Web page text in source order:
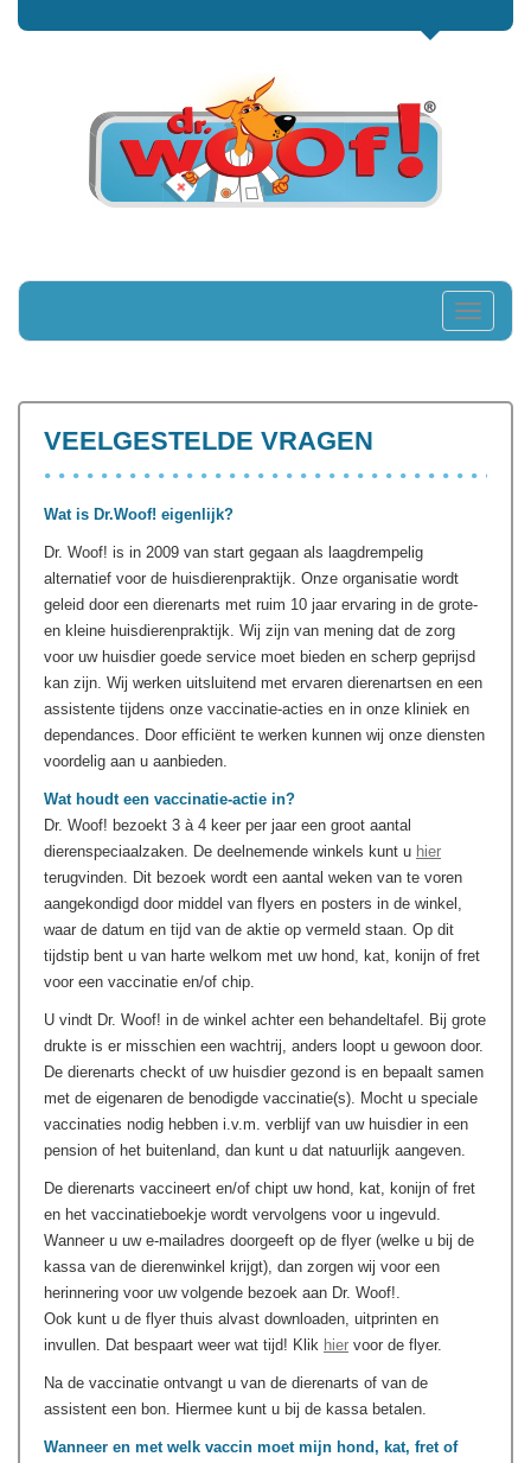
Toggle
VEELGESTELDE VRAGEN
Wat is Dr.Woof! eigenlijk?
Dr. Woof! is in 2009 van start gegaan als laagdrempelig
alternatief voor de huisdierenpraktijk. Onze organisatie wordt
geleid door een dierenarts met ruim 10 jaar ervaring in de grote-
en kleine huisdierenpraktijk. Wij zijn van mening dat de zorg
voor uw huisdier goede service moet bieden en scherp geprijsd
kan zijn. Wij werken uitsluitend met ervaren dierenartsen en een
assistente tijdens onze vaccinatie-acties en in onze kliniek en
dependances. Door efficiënt te werken kunnen wij onze diensten
voordelig aan u aanbieden.
Wat houdt een vaccinatie-actie in?
Dr. Woof! bezoekt 3 à 4 keer per jaar een groot aantal
dierenspeciaalzaken. De deelnemende winkels kunt u hier
terugvinden. Dit bezoek wordt een aantal weken van te voren
aangekondigd door middel van flyers en posters in de winkel,
waar de datum en tijd van de aktie op vermeld staan. Op dit
tijdstip bent u van harte welkom met uw hond, kat, konijn of fret
voor een vaccinatie en/of chip.
U vindt Dr. Woof! in de winkel achter een behandeltafel. Bij grote
drukte is er misschien een wachtrij, anders loopt u gewoon door.
De dierenarts checkt of uw huisdier gezond is en bepaalt samen
met de eigenaren de benodigde vaccinatie(s). Mocht u speciale
vaccinaties nodig hebben i.v.m. verblijf van uw huisdier in een
pension of het buitenland, dan kunt u dat natuurlijk aangeven.
De dierenarts vaccineert en/of chipt uw hond, kat, konijn of fret
en het vaccinatieboekje wordt vervolgens voor u ingevuld.
Wanneer u uw e-mailadres doorgeeft op de flyer (welke u bij de
kassa van de dierenwinkel krijgt), dan zorgen wij voor een
herinnering voor uw volgende bezoek aan Dr. Woof!.
Ook kunt u de flyer thuis alvast downloaden, uitprinten en
invullen. Dat bespaart weer wat tijd! Klik hier voor de flyer.
Na de vaccinatie ontvangt u van de dierenarts of van de
assistent een bon. Hiermee kunt u bij de kassa betalen.
Wanneer en met welk vaccin moet mijn hond, kat, fret of